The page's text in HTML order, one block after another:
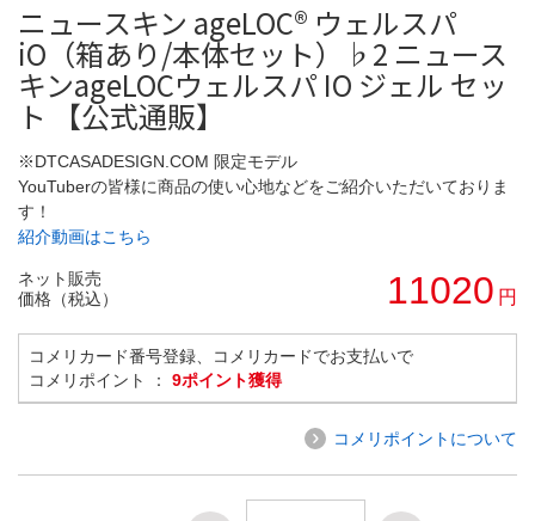
ニュースキン ageLOC®︎ ウェルスパ
iO（箱あり/本体セット）♭2 ニュース
キンageLOCウェルスパ IO ジェル セッ
ト 【公式通販】
※DTCASADESIGN.COM 限定モデル
YouTuberの皆様に商品の使い心地などをご紹介いただいておりま
す！
紹介動画はこちら
ネット販売
価格（税込）
11020 円
コメリカード番号登録、コメリカードでお支払いで
コメリポイント ： 9ポイント獲得
コメリポイントについて